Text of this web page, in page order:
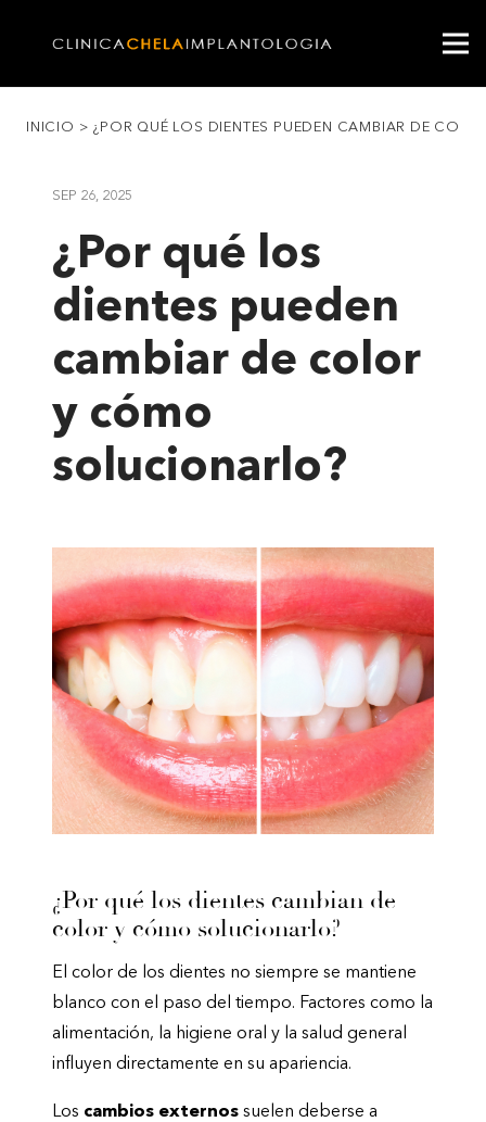
INICIO > ¿POR QUÉ LOS DIENTES PUEDEN CAMBIAR DE
SEP 26, 2025
¿Por qué los
dientes pueden
cambiar de color
y cómo
solucionarlo?
¿Por qué los dientes cambian de
color y cómo solucionarlo?
El color de los dientes no siempre se mantiene
blanco con el paso del tiempo. Factores como la
alimentación, la higiene oral y la salud general
influyen directamente en su apariencia.
Los cambios externos suelen deberse a